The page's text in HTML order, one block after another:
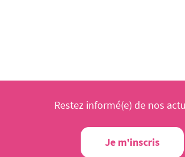
Restez informé(e) de nos
Je m'inscris